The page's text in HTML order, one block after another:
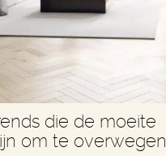
die de moeite
om te overwegen